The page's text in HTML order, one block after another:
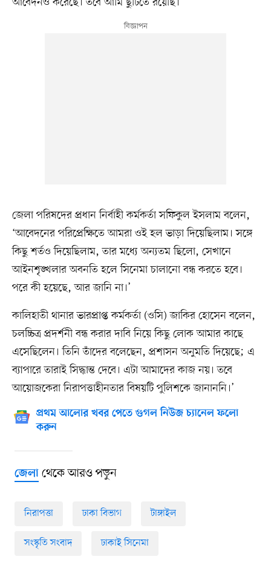
জেলা পরিষদের প্রধান নির্বাহী কর্মকর্তা সফিকুল ইসলাম বলেন,
‘আবেদনের পরিপ্রেক্ষিতে আমরা ওই হল ভাড়া দিয়েছিলাম। সঙ্গে
কিছু শর্তও দিয়েছিলাম, তার মধ্যে অন্যতম ছিলো, সেখানে
আইনশৃঙ্খলার অবনতি হলে সিনেমা চালানো বন্ধ করতে হবে।
পরে কী হয়েছে, আর জানি না।’
কালিহাতী থানার ভারপ্রাপ্ত কর্মকর্তা (ওসি) জাকির হোসেন বলেন,
চলচ্চিত্র প্রদর্শনী বন্ধ করার দাবি নিয়ে কিছু লোক আমার কাছে
এসেছিলেন। তিনি তাঁদের বলেছেন, প্রশাসন অনুমতি দিয়েছে; এ
ব্যাপারে তারাই সিদ্ধান্ত দেবে। এটা আমাদের কাজ নয়। তবে
আয়োজকেরা নিরাপত্তাহীনতার বিষয়টি পুলিশকে জানাননি।’
প্রথম আলোর খবর পেতে গুগল নিউজ চ্যানেল ফলো
করুন
জেলাথেকে আরও পড়ুন
নিরাপত্তা ঢাকা বিভাগ টাঙ্গাইল
সংস্কৃতি সংবাদ ঢাকাই সিনেমা